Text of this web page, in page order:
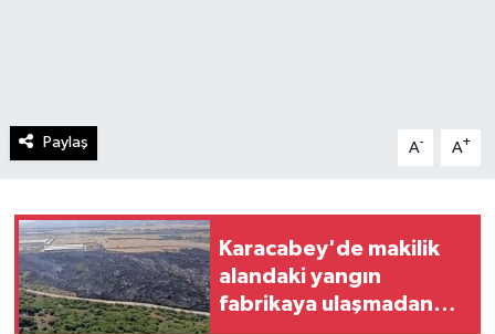
Paylaş A- A+
Karacabey'de makilik
alandaki yangın
fabrikaya ulaşmadan